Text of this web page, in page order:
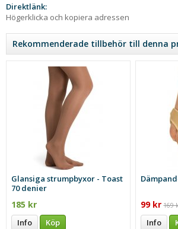
Direktlänk:
Högerklicka och kopiera adressen
Rekommenderade tillbehör till denna
Glansiga strumpbyxor - Toast
70 denier
185 kr
Info Köp
99 kr 169
Info